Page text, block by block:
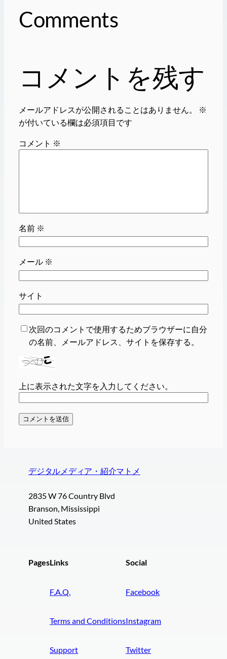
Comments
コメントを残す
メールアドレスが公開されることはありません。
※
が付いている欄は必須項目です
コメント ※
名前 ※
メール ※
サイト
次回のコメントで使用するためブラウザーに自分
の名前、メールアドレス、サイトを保存する。
上に表示された文字を入力してください。
デジタルメディア・紹介マトメ
2835 W 76 Country Blvd
Branson, Mississippi
United States
PagesLinks
F.A.Q.
Terms and Conditions
Support
Social
Facebook
Instagram
Twitter